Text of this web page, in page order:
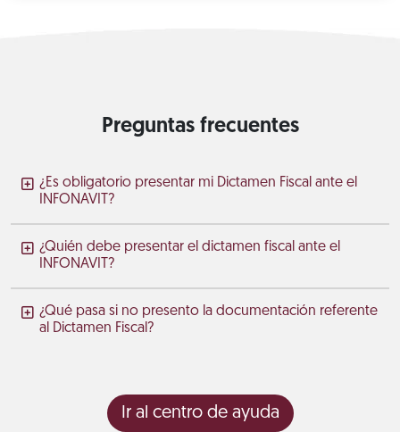
Preguntas frecuentes
¿Es obligatorio presentar mi Dictamen Fiscal ante el
INFONAVIT?
¿Quién debe presentar el dictamen fiscal ante el
INFONAVIT?
¿Qué pasa si no presento la documentación referente
al Dictamen Fiscal?
Ir al centro de ayuda